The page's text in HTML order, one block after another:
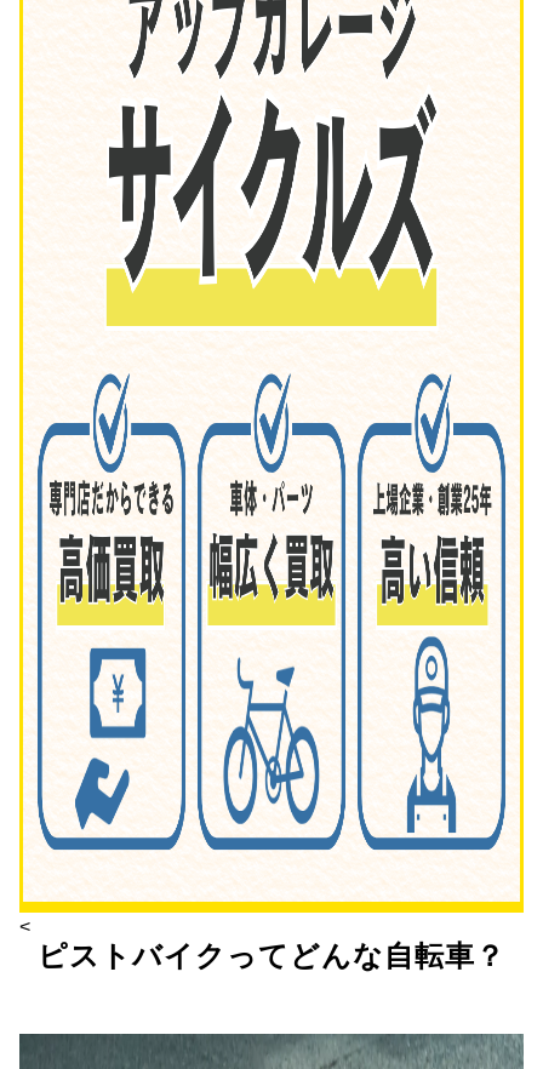
<
ピストバイクってどんな自転車？